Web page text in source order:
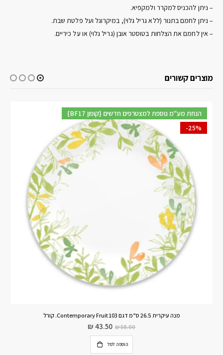
– ניתן להכניס למקרר ולמקפיא.
– ניתן לחמם בתנור (ללא גריל גלוי), במיקרוגל ועל פלטת שבת.
– אין לחמם את הצלחות בטוסטר אובן (גריל גלוי) או על כיריים.
מוצרים קשורים
{BF17 קופון} הנחת מע"מ נוספת למצטרפים חדשים
-20%
בול מרק 532 מ”ל. דגם Contemporary Fruit 103. קורל
₪37.00
₪ 29.60
הוספה לסל